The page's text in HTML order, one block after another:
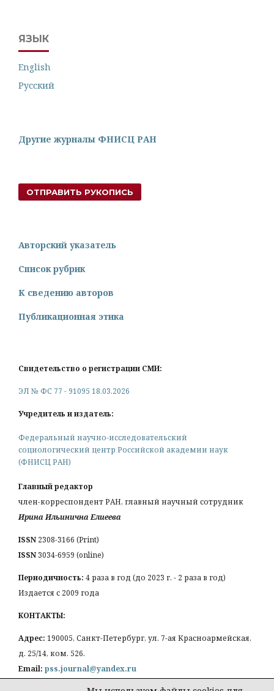
ЯЗЫК
English
Русский
Другие журналы ФНИСЦ РАН
ОТПРАВИТЬ РУКОПИСЬ
Авторский указатель
Список рубрик
К сведению авторов
Публикационная этика
Свидетельство о регистрации СМИ:
ЭЛ № ФС 77 - 91095 18.03.2026
Учредитель и издатель:
Федеральный научно-исследовательский
социологический центр Российской академии наук
(ФНИСЦ РАН)
Главный редактор
член-корреспондент РАН, главный научный сотрудник
Ирина Ильинична Елиеева
ISSN 2308-3166 (Print)
ISSN3034-6959 (online)
Периодичность: 4 раза в год (до 2023 г. - 2 раза в год)
Издается с 2009 года
КОНТАКТЫ:
Адрес: 190005, Санкт-Петербург, ул. 7-ая Красноармейская,
д. 25/14, ком. 526.
Email: pss.journal@yandex.ru